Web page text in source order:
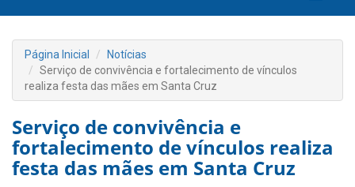
Página Inicial
Notícias
Serviço de convivência e fortalecimento de vínculos
realiza festa das mães em Santa Cruz
Serviço de convivência e
fortalecimento de vínculos realiza
festa das mães em Santa Cruz